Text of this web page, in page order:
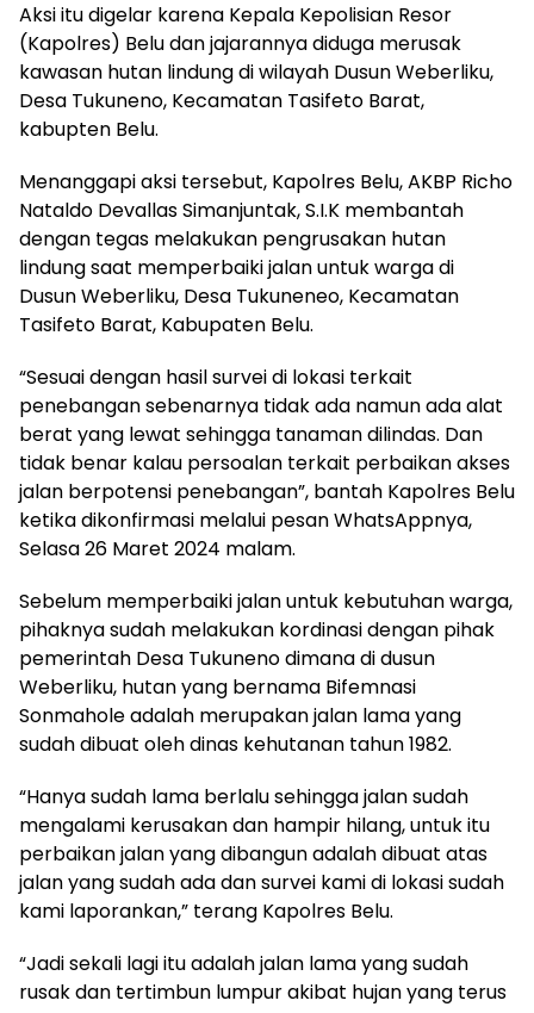
Aksi itu digelar karena Kepala Kepolisian Resor
(Kapolres) Belu dan jajarannya diduga merusak
kawasan hutan lindung di wilayah Dusun Weberliku,
Desa Tukuneno, Kecamatan Tasifeto Barat,
kabupten Belu.
Menanggapi aksi tersebut, Kapolres Belu, AKBP Richo
Nataldo Devallas Simanjuntak, S.I.K membantah
dengan tegas melakukan pengrusakan hutan
lindung saat memperbaiki jalan untuk warga di
Dusun Weberliku, Desa Tukuneneo, Kecamatan
Tasifeto Barat, Kabupaten Belu.
“Sesuai dengan hasil survei di lokasi terkait
penebangan sebenarnya tidak ada namun ada alat
berat yang lewat sehingga tanaman dilindas. Dan
tidak benar kalau persoalan terkait perbaikan akses
jalan berpotensi penebangan”, bantah Kapolres Belu
ketika dikonfirmasi melalui pesan WhatsAppnya,
Selasa 26 Maret 2024 malam.
Sebelum memperbaiki jalan untuk kebutuhan warga,
pihaknya sudah melakukan kordinasi dengan pihak
pemerintah Desa Tukuneno dimana di dusun
Weberliku, hutan yang bernama Bifemnasi
Sonmahole adalah merupakan jalan lama yang
sudah dibuat oleh dinas kehutanan tahun 1982.
“Hanya sudah lama berlalu sehingga jalan sudah
mengalami kerusakan dan hampir hilang, untuk itu
perbaikan jalan yang dibangun adalah dibuat atas
jalan yang sudah ada dan survei kami di lokasi sudah
kami laporankan,” terang Kapolres Belu.
“Jadi sekali lagi itu adalah jalan lama yang sudah
rusak dan tertimbun lumpur akibat hujan yang terus